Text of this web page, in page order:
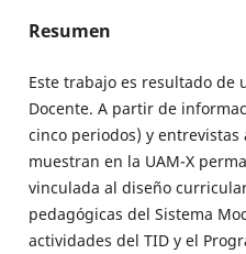
Resumen
Este trabajo es resultado de
Docente. A partir de
cinco periodos) y
muestran en la UAM-X
vinculada al diseño
pedagógicas del Sistema
actividades del TID y el